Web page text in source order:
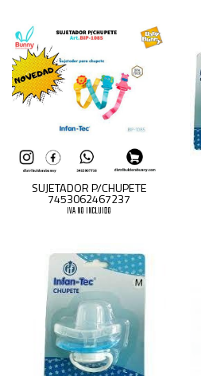
SUJETADOR P/CHUPETE
7453062467237
IVA NO INCLUIDO